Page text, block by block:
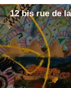
12 bis rue de